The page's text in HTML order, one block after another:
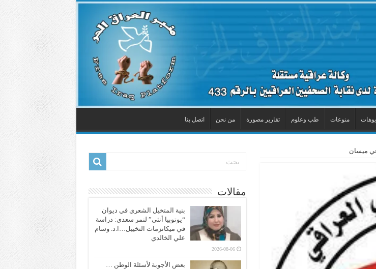
منوعات طب وعلوم تقارير مصورة من نحن اتصل بنا
ميسان
مقالات
بنية المتخيل الشعري في ديوان
“يوتوبيا أنثى” لنمر سعدي: دراسة
في ميكانزمات التخييل…ا.د. وسام
علي الخالدي
2026-08-06
بعض الأجوبة لأسئلة الوطن …